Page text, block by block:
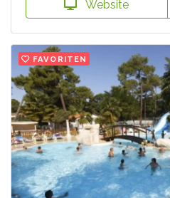
Website
FAVORITEN